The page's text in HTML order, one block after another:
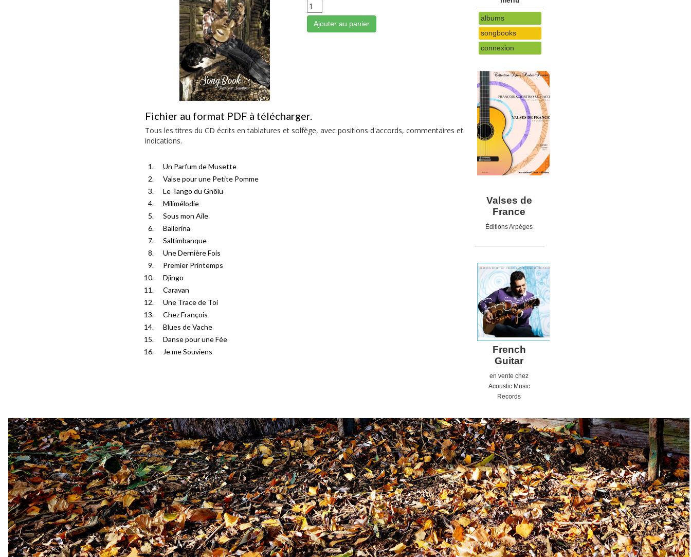
Ajouter au panier
Fichier au format PDF à télécharger.
Tous les titres du CD écrits en tablatures et solfège, avec positions d'accords, commentaires et
indications.
Un Parfum de Musette
Valse pour une Petite Pomme
Le Tango du Gnôlu
Milimélodie
Sous mon Aile
Ballerina
Saltimbanque
Une Dernière Fois
Premier Printemps
Djingo
Caravan
Une Trace de Toi
Chez François
Blues de Vache
Danse pour une Fée
Je me Souviens
albums
songbooks
connexion
Valses de
France
Éditions Arpèges
French
Guitar
en vente chez
Acoustic Music
Records